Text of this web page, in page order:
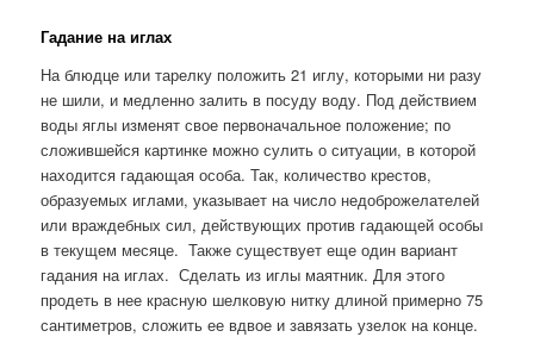
Гадание на иглах
На блюдце или тарелку положить 21 иглу, которыми ни разу
не шили, и медленно залить в посуду воду. Под действием
воды яглы изменят свое первоначальное положение; по
сложившейся картинке можно сулить о ситуации, в которой
находится гадающая особа. Так, количество крестов,
образуемых иглами, указывает на число недоброжелателей
или враждебных сил, действующих против гадающей особы
в текущем месяце. Также существует еще один вариант
гадания на иглах. Сделать из иглы маятник. Для этого
продеть в нее красную шелковую нитку длиной примерно 75
сантиметров, сложить ее вдвое и завязать узелок на конце.